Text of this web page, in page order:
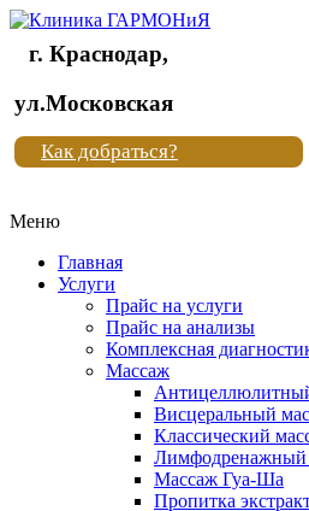
Клиника
"Новая
жизнь"
Клиника
жизнь"
г. Краснодар,
ул.Московская
Как добраться?
Меню
Главная
Услуги
Прайс на услуги
Прайс на анализы
Комплексная
Массаж
Висцеральный
Классический
Лимфодренажный
Массаж Гуа-Ша
Пропитка